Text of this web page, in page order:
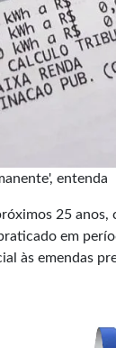
entenda
25 anos,
em
às emendas